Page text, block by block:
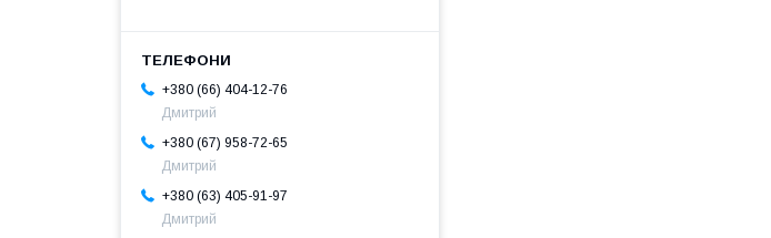
+380 (66) 404-12-76
Дмитрий
+380 (67) 958-72-65
Дмитрий
+380 (63) 405-91-97
Дмитрий